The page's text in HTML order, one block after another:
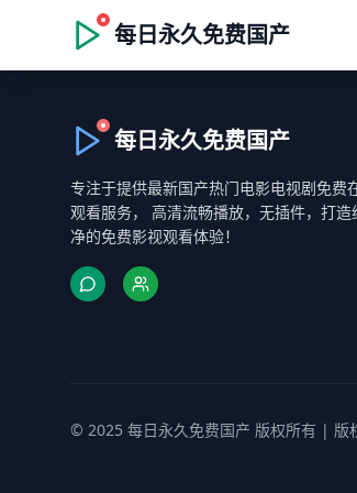
每日永久免费国产
每日永久免费国产
专注于提供最新国产热门电影电视剧免费
观看服务， 高清流畅播放，无插件，打造
净的免费影视观看体验！
© 2025 每日永久免费国产 版权所有 | 版